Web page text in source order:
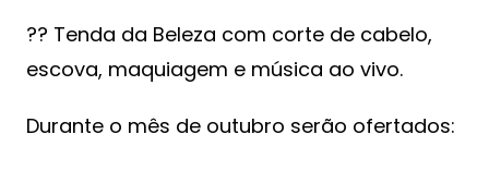
?? Tenda da Beleza com corte de cabelo,
escova, maquiagem e música ao vivo.
Durante o mês de outubro serão ofertados: